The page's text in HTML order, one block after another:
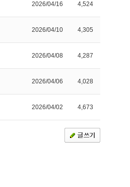
2026/04/16 4,524
2026/04/10 4,305
2026/04/08 4,287
2026/04/06 4,028
2026/04/02 4,673